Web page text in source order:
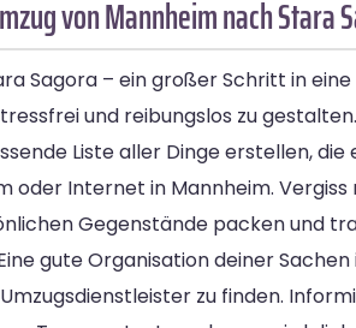
von Mannheim nach Stara
Sagora – ein großer Schritt in
und reibungslos zu gestalten.
Liste aller Dinge erstellen,
oder Internet in Mannheim.
Gegenstände packen und
gute Organisation deiner
zu finden.